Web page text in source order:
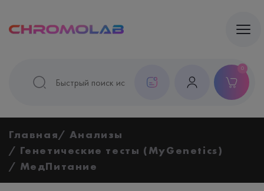
0
Главная
Анализы
Генетические тесты (MyGenetics)
МедПитание